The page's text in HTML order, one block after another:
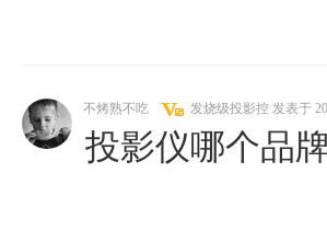
不烤熟不吃 发烧级投影控 发表于
投影仪哪个品